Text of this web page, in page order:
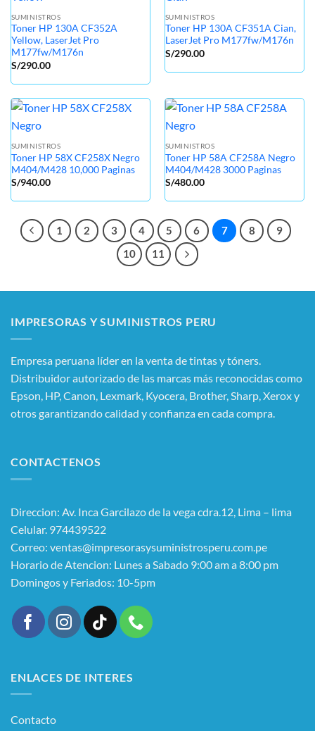
SUMINISTROS
Toner HP 130A CF352A
Yellow, LaserJet Pro
M177fw/M176n
S/290.00
SUMINISTROS
Toner HP 130A CF351A Cian,
LaserJet Pro M177fw/M176n
S/290.00
SUMINISTROS
Toner HP 58X CF258X Negro
M404/M428 10,000 Paginas
S/940.00
SUMINISTROS
Toner HP 58A CF258A Negro
M404/M428 3000 Paginas
S/480.00
1 2 3 4 5 6 7 8
9
10
11
IMPRESORAS Y SUMINISTROS PERU
Empresa peruana líder en la venta de tintas y tóners.
Distribuidor autorizado de las marcas más reconocidas como
Epson, HP, Canon, Lexmark, Kyocera, Brother, Sharp, Xerox y
otros garantizando calidad y confianza en cada compra.
CONTACTENOS
Direccion: Av. Inca Garcilazo de la vega cdra.12, Lima – lima
Celular. 974439522
Correo: ventas@impresorasysuministrosperu.com.pe
Horario de Atencion: Lunes a Sabado 9:00 am a 8:00 pm
Domingos y Feriados: 10-5pm
ENLACES DE INTERES
Contacto